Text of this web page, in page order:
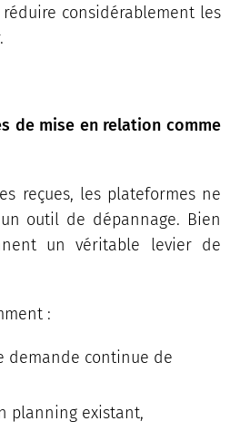
considérablement les
de mise en relation comme
reçues, les plateformes ne
outil de dépannage. Bien
un véritable levier de
:
demande continue de
planning existant,